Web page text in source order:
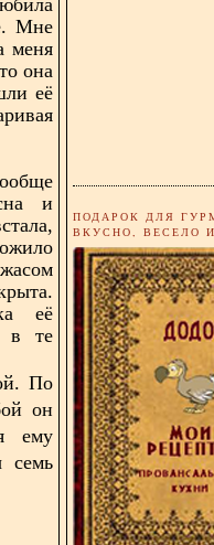
Мне
меня
она
её
и
её
в те
По
он
ему
семь
ПОДАРОК ДЛЯ
ВКУСНО, ВЕСЕЛО